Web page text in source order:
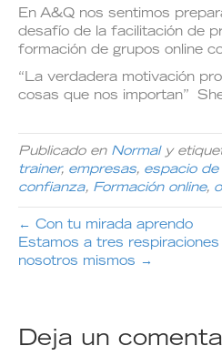
En A&Q nos sentimos
desafío de la facilitación de
formación de grupos online
“La verdadera motivación
cosas que nos importan”
Publicado en Normaly
trainer, empresas, espacio de
confianza, Formación online,
← Con tu mirada aprendo
Estamos a tres
nosotros mismos →
Deja un